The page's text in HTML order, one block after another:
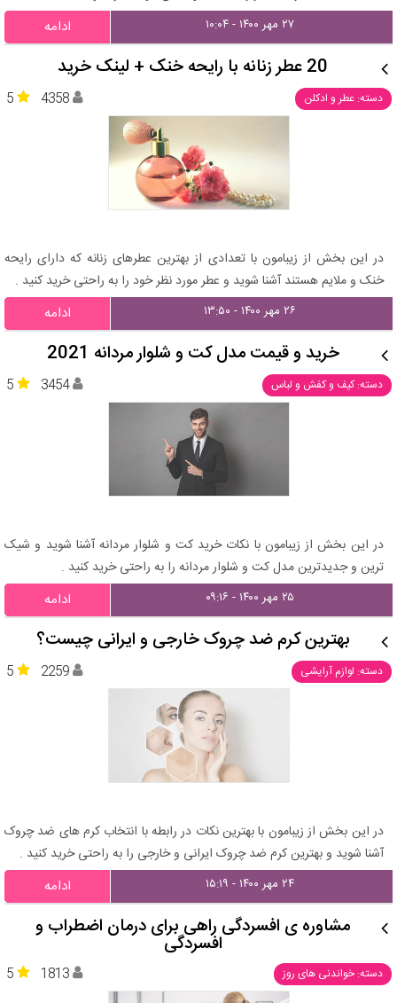
۲۷ مهر ۱۴۰۰ - ۱۰:۰۴ ادامه
20 عطر زنانه با رایحه خنک + لینک خرید
دسته: عطر و ادکلن 5 4358
در این بخش از زیبامون با تعدادی از بهترین عطرهای زنانه که دارای رایحه
خنک و ملایم هستند آشنا شوید و عطر مورد نظر خود را به راحتی خرید کنید .
۲۶ مهر ۱۴۰۰ - ۱۳:۵۰ ادامه
خرید و قیمت مدل کت و شلوار مردانه 2021
دسته: کیف و کفش و لباس 5 3454
در این بخش از زیبامون با نکات خرید کت و شلوار مردانه آشنا شوید و شیک
ترین و جدیدترین مدل کت و شلوار مردانه را به راحتی خرید کنید .
۲۵ مهر ۱۴۰۰ - ۰۹:۱۶ ادامه
بهترین کرم ضد چروک خارجی و ایرانی چیست؟
دسته: لوازم آرایشی 5 2259
در این بخش از زیبامون با بهترین نکات در رابطه با انتخاب کرم های ضد چروک
آشنا شوید و بهترین کرم ضد چروک ایرانی و خارجی را به راحتی خرید کنید .
۲۴ مهر ۱۴۰۰ - ۱۵:۱۹ ادامه
مشاوره ی افسردگی راهی برای درمان اضطراب و
افسردگی
دسته: خواندنی های روز 5 1813